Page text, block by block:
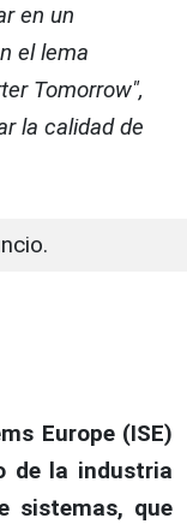
en un
el lema
Tomorrow",
la calidad de
Europe (ISE)
de la industria
sistemas, que